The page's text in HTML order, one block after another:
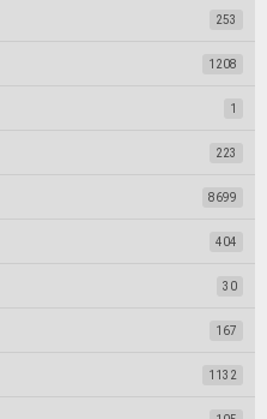
253
1208
1
223
8699
404
30
167
1132